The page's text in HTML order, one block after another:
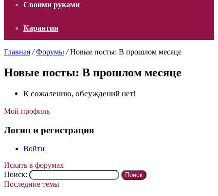
Своими руками
Карантин
Главная / Форумы / Новые посты: В прошлом месяце
Новые посты: В прошлом месяце
К сожалению, обсуждений нет!
Мой профиль
Логин и регистрация
Войти
Искать в форумах
Поиск:
Последние темы